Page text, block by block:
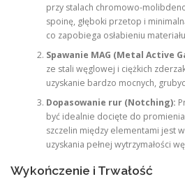
przy stalach chromowo-
spoinę, głęboki przetop i
co zapobiega osłabieniu
Spawanie MAG (Metal Active
ze stali węglowej i ciężkich
uzyskanie bardzo mocnych,
Dopasowanie rur (Notching):
być idealnie docięte do promienia
szczelin między elementami jest
uzyskania pełnej wytrzymałości
Wykończenie i Trwałość